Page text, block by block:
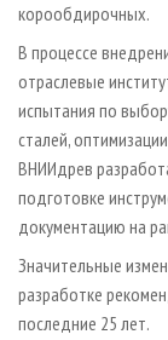
корообдирочных.
В процессе
отраслевые
испытания по
сталей,
ВНИИдрев
подготовке
документацию на
Значительные
разработке
последние 25 лет.